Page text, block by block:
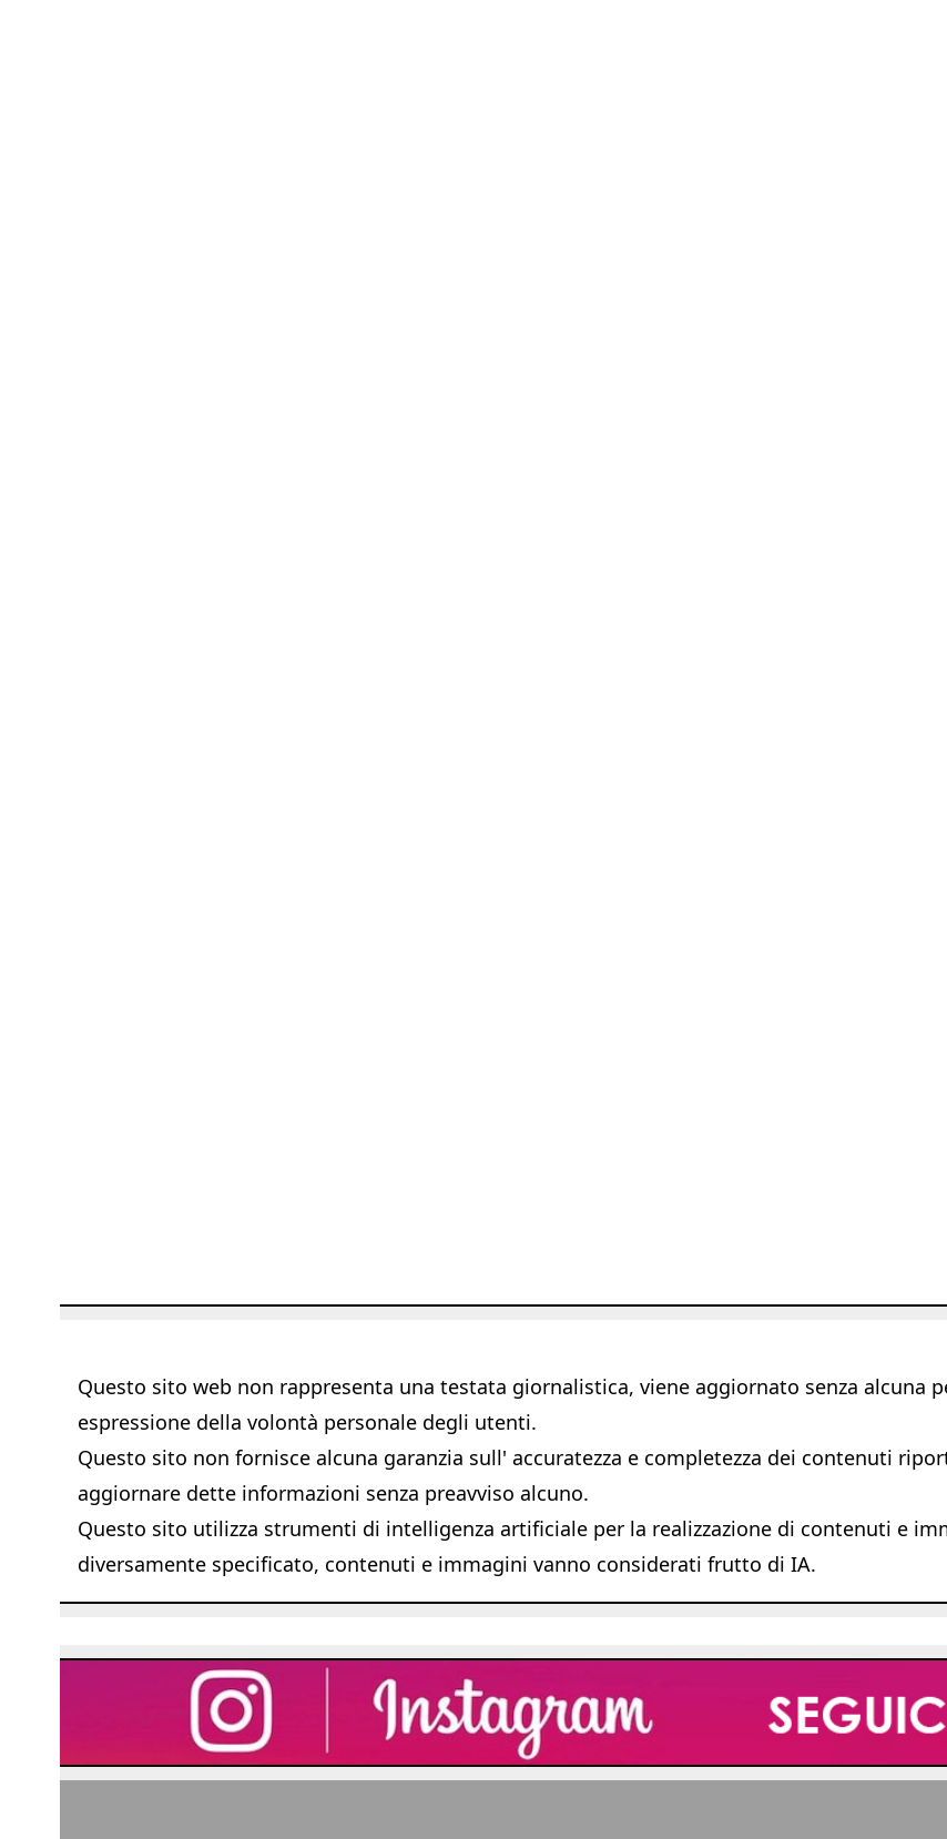
Questo sito web non rappresenta una testata giornalistica, viene aggiornato senza alcuna
espressione della volontà personale degli utenti.
Questo sito non fornisce alcuna garanzia sull' accuratezza e completezza dei contenuti
aggiornare dette informazioni senza preavviso alcuno.
Questo sito utilizza strumenti di intelligenza artificiale per la realizzazione di contenuti e
diversamente specificato, contenuti e immagini vanno considerati frutto di IA.